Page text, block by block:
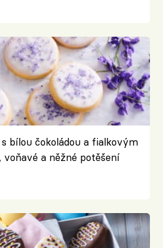
bílou čokoládou a fialkovým
a něžné potěšení